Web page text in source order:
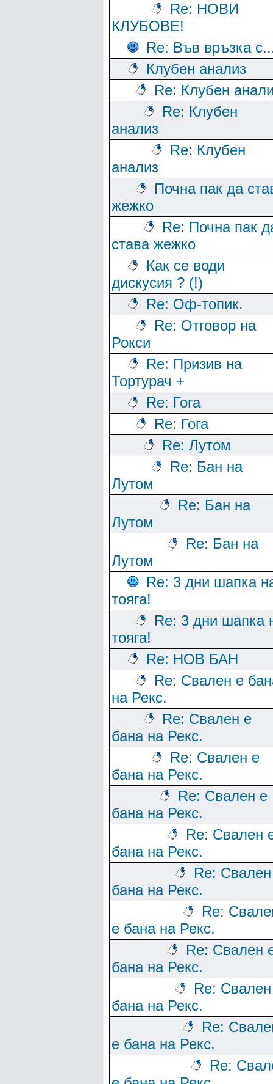
Re: НОВИ
КЛУБОВЕ!
Re: Във връзка
Клубен анализ
Re: Клубен
Re: Клубен
анализ
Re: Клубен
анализ
Почна пак да
жежко
Re: Почна пак
става жежко
Как се води
дискусия ? (!)
Re: Оф-топик.
Re: Отговор на
Рокси
Re: Призив на
Тортурач +
Re: Гога
Re: Гога
Re: Лутом
Re: Бан на
Лутом
Re: Бан на
Лутом
Re: Бан на
Лутом
Re: 3 дни шапка
тояга!
Re: 3 дни шапка
тояга!
Re: НОВ БАН
Re: Свален е
на Рекс.
Re: Свален е
бана на Рекс.
Re: Свален е
бана на Рекс.
Re: Свален е
бана на Рекс.
Re: Свален
бана на Рекс.
Re:
бана на Рекс.
Re:
е бана на Рекс.
Re: Свален
бана на Рекс.
Re:
бана на Рекс.
Re:
е бана на Рекс.
Re: